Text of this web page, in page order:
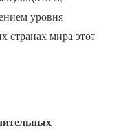
уровня
странах мира этот